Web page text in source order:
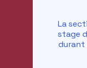
La
stage
durant